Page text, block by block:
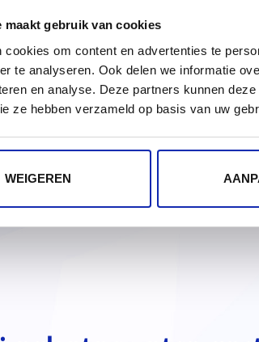
maakt gebruik van cookies
cookies om content en advertenties te
te analyseren. Ook delen we informatie
en analyse. Deze partners kunnen
ze hebben verzameld op basis van uw
WEIGEREN
délivré en quelques minutes.